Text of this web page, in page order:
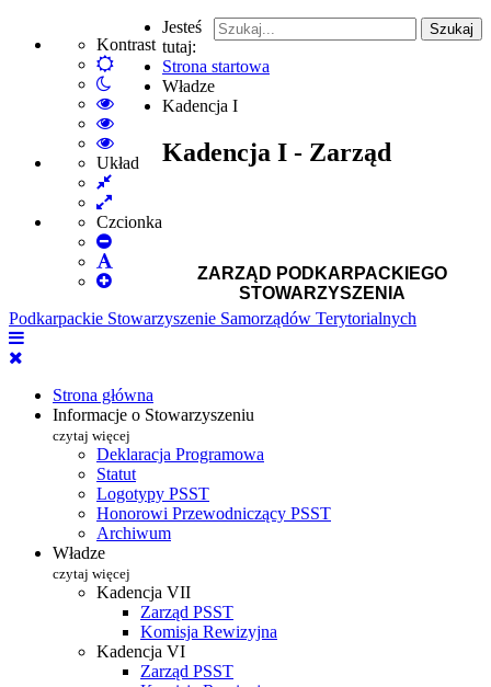
Kontrast
Default
mode
Włącz
tryb
nocny
High
Contrast
Black
White
High
Contrast
Black
High
Contrast
mode
Układ
Fixed
layout
Wide
layout
Czcionka
Set
Font
Set
Font
Szukaj
Podkarpackie Stowarzyszenie Samorządów Terytorialnych
Strona główna
Informacje o Stowarzyszeniu
czytaj więcej
Deklaracja Programowa
Statut
Logotypy PSST
Honorowi Przewodniczący PSST
Archiwum
Władze
czytaj więcej
Kadencja VII
Zarząd PSST
Komisja Rewizyjna
Kadencja VI
Zarząd PSST
Jesteś
tutaj:
Strona startowa
Władze
Kadencja I
Kadencja I - Zarząd
ZARZĄD PODKARPACKIEGO
STOWARZYSZENIA